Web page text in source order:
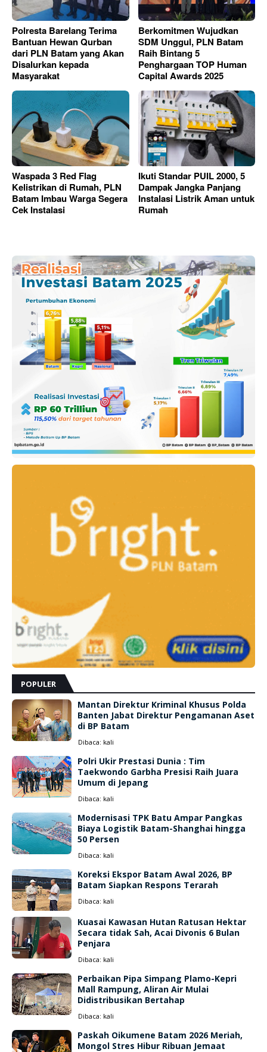
Polresta Barelang Terima
Bantuan Hewan Qurban
dari PLN Batam yang Akan
Disalurkan kepada
Masyarakat
Berkomitmen Wujudkan
SDM Unggul, PLN Batam
Raih Bintang 5
Penghargaan TOP Human
Capital Awards 2025
Waspada 3 Red Flag
Kelistrikan di Rumah, PLN
Batam Imbau Warga Segera
Cek Instalasi
Ikuti Standar PUIL 2000, 5
Dampak Jangka Panjang
Instalasi Listrik Aman untuk
Rumah
POPULER
Mantan Direktur Kriminal Khusus Polda
Banten Jabat Direktur Pengamanan Aset
di BP Batam
Dibaca: kali
Polri Ukir Prestasi Dunia : Tim
Taekwondo Garbha Presisi Raih Juara
Umum di Jepang
Dibaca: kali
Modernisasi TPK Batu Ampar Pangkas
Biaya Logistik Batam-Shanghai hingga
50 Persen
Dibaca: kali
Koreksi Ekspor Batam Awal 2026, BP
Batam Siapkan Respons Terarah
Dibaca: kali
Kuasai Kawasan Hutan Ratusan Hektar
Secara tidak Sah, Acai Divonis 6 Bulan
Penjara
Dibaca: kali
Perbaikan Pipa Simpang Plamo-Kepri
Mall Rampung, Aliran Air Mulai
Didistribusikan Bertahap
Dibaca: kali
Paskah Oikumene Batam 2026 Meriah,
Mongol Stres Hibur Ribuan Jemaat